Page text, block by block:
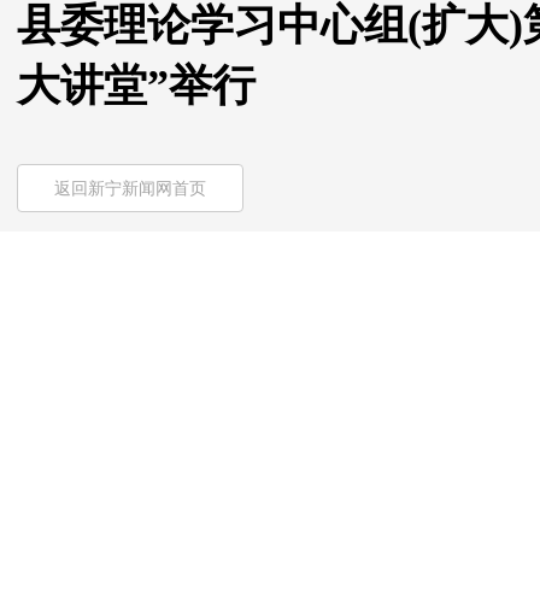
县委理论学习中心组(扩大
大讲堂”举行
返回新宁新闻网首页